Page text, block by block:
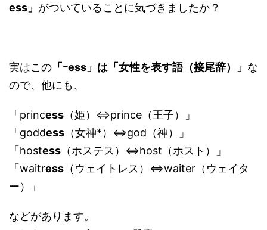
ess」 がついていることに気づきましたか？
実はこの 「ｰess」は「女性を表す語（接尾辞）」 な
ので、他にも、
「princess （姫）⇔prince（王子）」
「goddess （女神*）⇔god（神）」
「hostess （ホステス）⇔host（ホスト）」
「waitress （ウェイトレス）⇔waiter（ウェイタ
ー）」
などがあります。